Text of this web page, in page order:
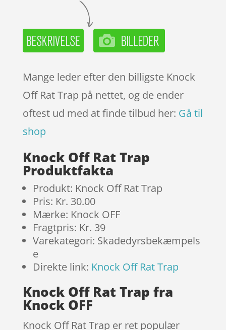
Mange leder efter den billigste Knock
Off Rat Trap på nettet, og de ender
oftest ud med at finde tilbud her: Gå til
shop
Knock Off Rat Trap
Produktfakta
Produkt: Knock Off Rat Trap
Pris: Kr. 30.00
Mærke: Knock OFF
Fragtpris: Kr. 39
Varekategori: Skadedyrsbekæmpels
e
Direkte link: Knock Off Rat Trap
Knock Off Rat Trap fra
Knock OFF
Knock Off Rat Trap er ret populær